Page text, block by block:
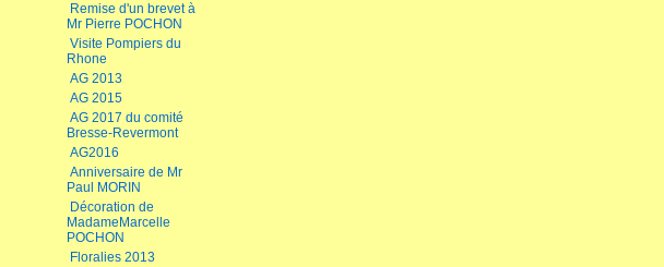
Remise d'un brevet à
Mr Pierre POCHON
Visite Pompiers du
Rhone
AG 2013
AG 2015
AG 2017 du comité
Bresse-Revermont
AG2016
Anniversaire de Mr
Paul MORIN
Décoration de
MadameMarcelle
POCHON
Floralies 2013